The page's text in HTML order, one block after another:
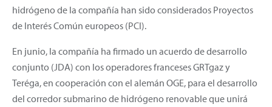
hidrógeno de la compañía han sido considerados Proyectos
de Interés Común europeos (PCI).
En junio, la compañía ha firmado un acuerdo de desarrollo
conjunto (JDA) con los operadores franceses GRTgaz y
Teréga, en cooperación con el alemán OGE, para el desarrollo
del corredor submarino de hidrógeno renovable que unirá